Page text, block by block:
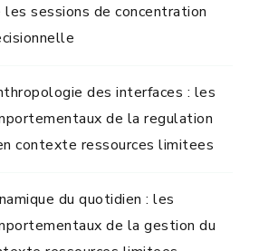
sessions de concentration
des interfaces : les
de la regulation
contexte ressources limitees
du quotidien : les
de la gestion du